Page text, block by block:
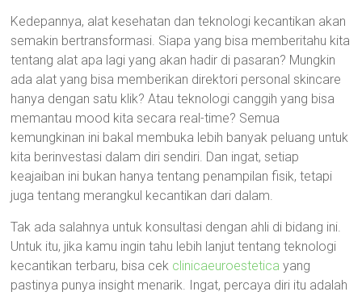
Kedepannya, alat kesehatan dan teknologi kecantikan akan
semakin bertransformasi. Siapa yang bisa memberitahu kita
tentang alat apa lagi yang akan hadir di pasaran? Mungkin
ada alat yang bisa memberikan direktori personal skincare
hanya dengan satu klik? Atau teknologi canggih yang bisa
memantau mood kita secara real-time? Semua
kemungkinan ini bakal membuka lebih banyak peluang untuk
kita berinvestasi dalam diri sendiri. Dan ingat, setiap
keajaiban ini bukan hanya tentang penampilan fisik, tetapi
juga tentang merangkul kecantikan dari dalam.
Tak ada salahnya untuk konsultasi dengan ahli di bidang ini.
Untuk itu, jika kamu ingin tahu lebih lanjut tentang teknologi
kecantikan terbaru, bisa cek clinicaeuroestetica yang
pastinya punya insight menarik. Ingat, percaya diri itu adalah